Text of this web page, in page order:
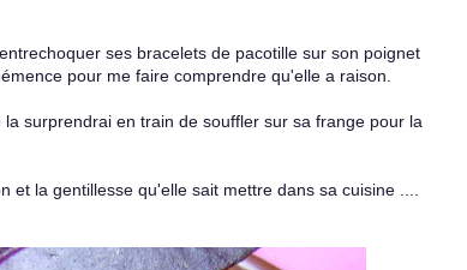
ses bracelets de pacotille sur son poignet
pour me faire comprendre qu'elle a raison.
surprendrai en train de souffler sur sa frange pour la
la gentillesse qu'elle sait mettre dans sa cuisine ....